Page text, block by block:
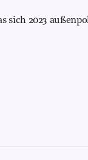
sich 2023